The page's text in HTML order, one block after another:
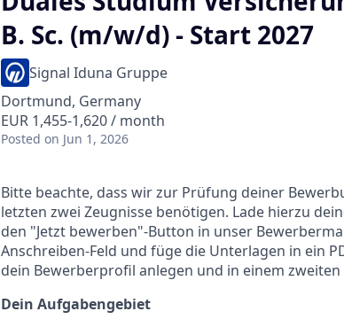
B. Sc. (m/w/d) - Start 2027
Signal Iduna Gruppe
Dortmund, Germany
EUR 1,455-1,620 / month
Posted on Jun 1, 2026
Bitte beachte, dass wir zur Prüfung deiner
letzten zwei Zeugnisse benötigen. Lade hierzu
den "Jetzt bewerben"-Button in unser
Anschreiben-Feld und füge die Unterlagen in ein
dein Bewerberprofil anlegen und in einem
Dein Aufgabengebiet